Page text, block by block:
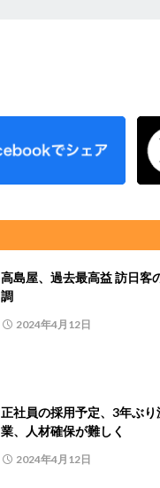
高島屋、過去最高益 訪日客
調
2024年4月12日
正社員の採用予定、3年ぶり
業、人材確保が難しく
2024年4月12日